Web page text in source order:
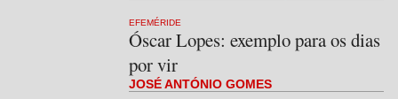
EFEMÉRIDE
Óscar Lopes: exemplo para os dias
por vir
JOSÉ ANTÓNIO GOMES